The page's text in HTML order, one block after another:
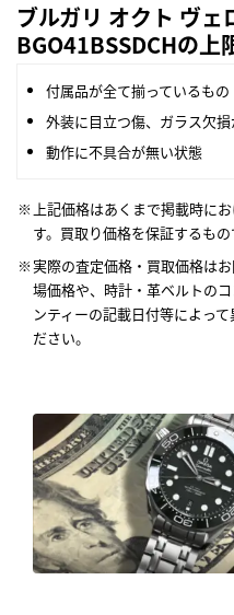
ブルガリ オクト ヴェ
BGO41BSSDCHの上
付属品が全て揃っているもの
外装に目立つ傷、ガラス欠
動作に不具合が無い状態
上記価格はあくまで掲載時に
す。買取り価格を保証するもの
実際の査定価格・買取価格は
場価格や、時計・革ベルトの
ンティーの記載日付等によっ
ださい。